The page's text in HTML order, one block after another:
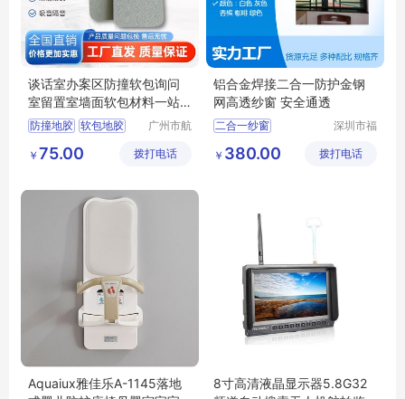
谈话室办案区防撞软包询问
室留置室墙面软包材料一站
式解决
防撞地胶 软包地胶
办案区软包
广州市航
限公司
￥ 75.00 拨打电话
铝合金焊接二合一防护金钢
网高透纱窗 安全通透
二合一纱窗
深圳做纱窗门的公司
深圳市福
乐窗饰商
￥ 380.00 拨打电话
Aquaiux雅佳乐A-1145落地
8寸高清液晶显示器5.8G32